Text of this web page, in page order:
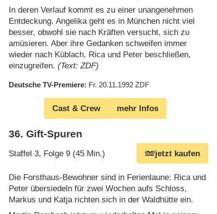
In deren Verlauf kommt es zu einer unangenehmen
Entdeckung. Angelika geht es in München nicht viel
besser, obwohl sie nach Kräften versucht, sich zu
amüsieren. Aber ihre Gedanken schweifen immer
wieder nach Küblach. Rica und Peter beschließen,
einzugreifen. (Text: ZDF)
Deutsche TV-Premiere Fr. 20.11.1992 ZDF
Cast & Crew mehr Infos
36. Gift-Spuren
Staffel 3, Folge 9 (45 Min.) jetzt kaufen
Die Forsthaus-Bewohner sind in Ferienlaune: Rica und
Peter übersiedeln für zwei Wochen aufs Schloss,
Markus und Katja richten sich in der Waldhütte ein.